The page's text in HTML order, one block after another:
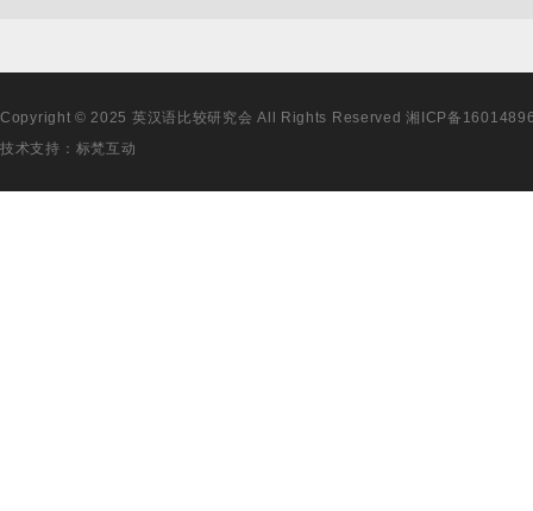
Copyright © 2025 英汉语比较研究会 All Rights Reserved湘ICP备
技术支持： 标梵互动